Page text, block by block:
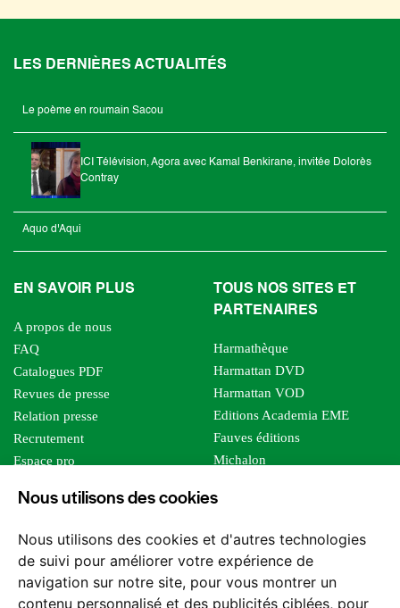
Nous utilisons des cookies
Nous utilisons des cookies et d'autres technologies
de suivi pour améliorer votre expérience de
navigation sur notre site, pour vous montrer un
contenu personnalisé et des publicités ciblées, pour
LES DERNIÈRES ACTUALITÉS
Le poème en roumain Sacou
ICI Télévision, Agora avec Kamal Benkirane, invitée Dolorès
Contray
Aquo d'Aqui
EN SAVOIR PLUS
A propos de nous
FAQ
Catalogues PDF
Revues de presse
Relation presse
Recrutement
Espace pro
Foreign rights
TOUS NOS SITES ET
PARTENAIRES
Harmathèque
Harmattan DVD
Harmattan VOD
Editions Academia EME
Fauves éditions
Michalon
Editions Sutton
Les impliqués
Tous les éditeurs